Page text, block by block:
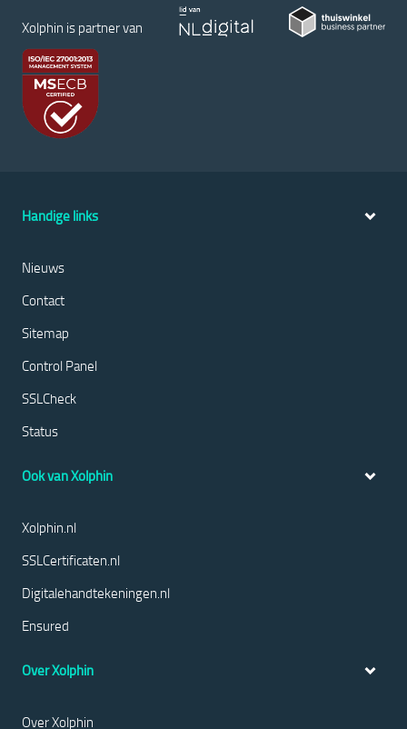
Xolphin is partner van
Handige links
Nieuws
Contact
Sitemap
Control Panel
SSLCheck
Status
Ook van Xolphin
Xolphin.nl
SSLCertificaten.nl
Digitalehandtekeningen.nl
Ensured
Over Xolphin
Over Xolphin